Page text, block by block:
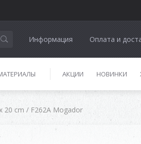
Информация Оплата и
АКЦИИ НОВИНКИ
20 cm / F262A Mogador